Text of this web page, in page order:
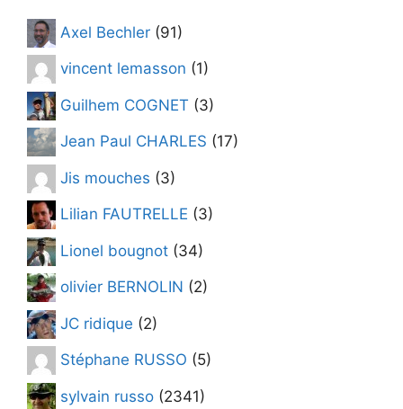
Axel Bechler (91)
vincent lemasson (1)
Guilhem COGNET (3)
Jean Paul CHARLES (17)
Jis mouches (3)
Lilian FAUTRELLE (3)
Lionel bougnot (34)
olivier BERNOLIN (2)
JC ridique (2)
Stéphane RUSSO (5)
sylvain russo (2341)